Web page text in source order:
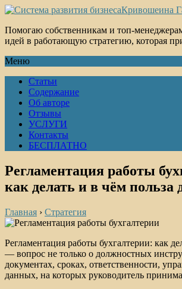
Кривошеина
Помогаю собственникам и топ-
идей в работающую стратегию, которая
Меню
Статьи
Содержание
Об авторе
Отзывы
УСЛУГИ
Контакты
БЕСПЛАТНО
Регламентация работы
как делать и в чём польза
Главная › Стратегия
Регламентация работы бухгалтерии: как
— вопрос не только о должностных
документах, сроках, ответственности,
данных, на которых руководитель